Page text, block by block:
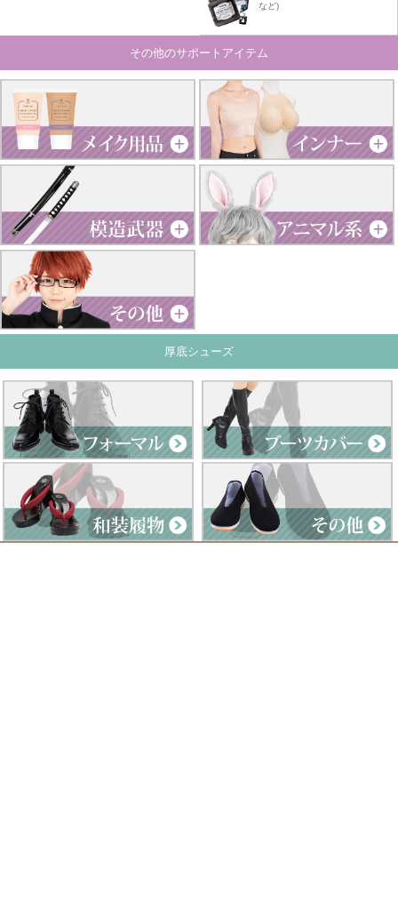
など)
その他のサポートアイテム
厚底シューズ